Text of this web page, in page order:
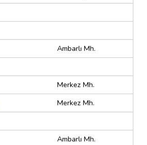
Ambarlı Mh.
Merkez Mh.
Merkez Mh.
Ambarlı Mh.